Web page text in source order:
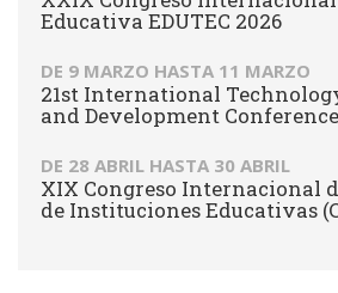
Educativa EDUTEC 2026
DE 9 MARZO HASTA 11 MARZO
21st International
and Development
DE 28 ABRIL HASTA 30 ABRIL
XIX Congreso Internacional
de Instituciones Educativas